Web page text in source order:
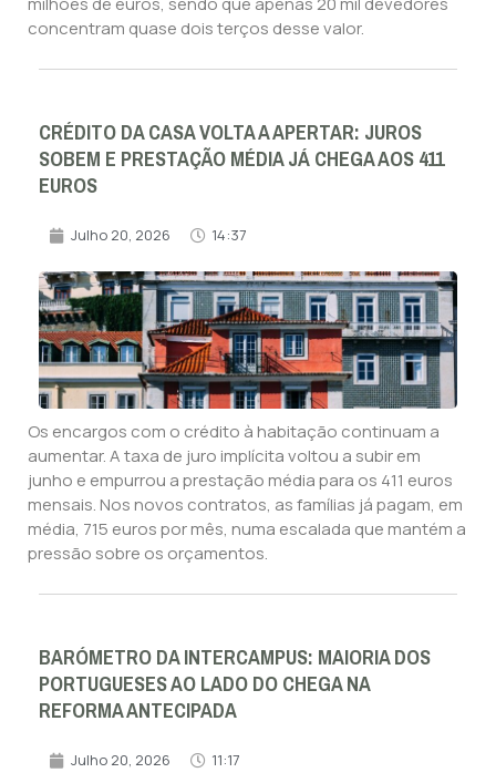
concentram quase dois terços desse valor.
CRÉDITO DA CASA VOLTA A APERTAR: JUROS
SOBEM E PRESTAÇÃO MÉDIA JÁ CHEGA AOS 411
EUROS
Julho 20, 2026 14:37
Os encargos com o crédito à habitação continuam a
aumentar. A taxa de juro implícita voltou a subir em
junho e empurrou a prestação média para os 411 euros
mensais. Nos novos contratos, as famílias já pagam, em
média, 715 euros por mês, numa escalada que mantém a
pressão sobre os orçamentos.
BARÓMETRO DA INTERCAMPUS: MAIORIA DOS
PORTUGUESES AO LADO DO CHEGA NA
REFORMA ANTECIPADA
Julho 20, 2026 11:17